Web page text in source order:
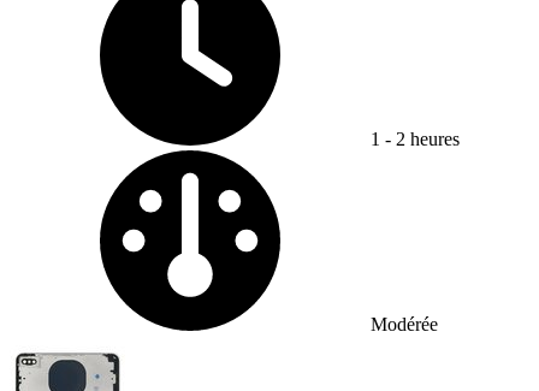
1 - 2 heures
Modérée